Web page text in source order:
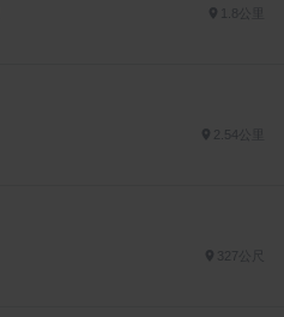
2.54公里